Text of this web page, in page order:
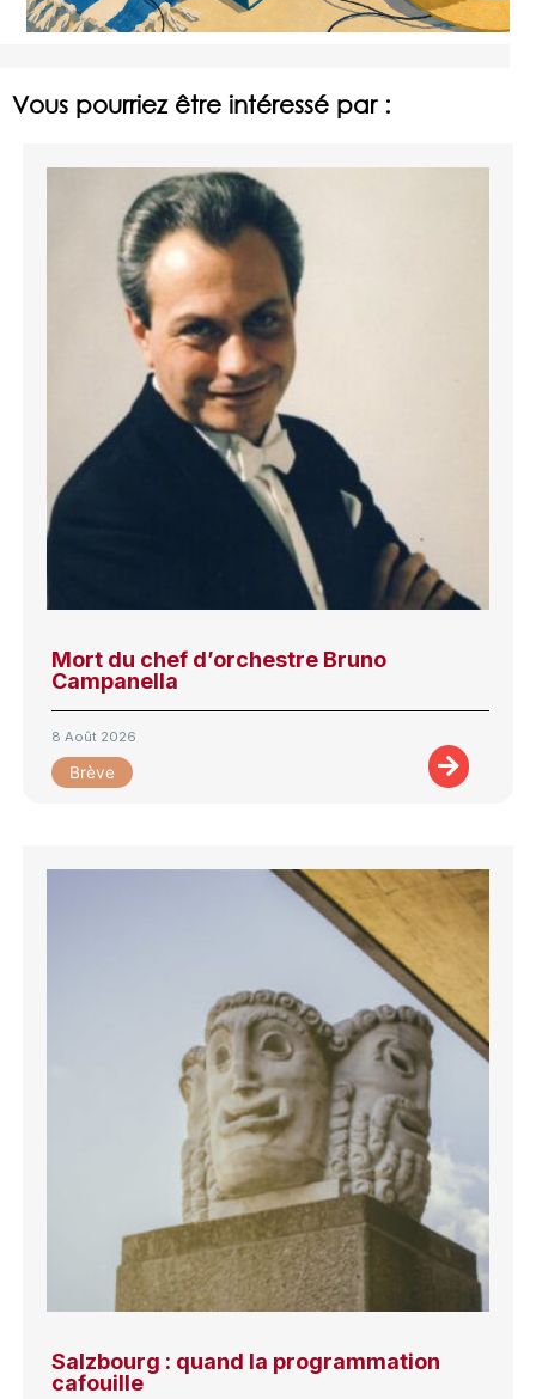
Vous pourriez être intéressé par :
Mort du chef d’orchestre Bruno
Campanella
8 Août 2026
Brève
Salzbourg : quand la programmation
cafouille